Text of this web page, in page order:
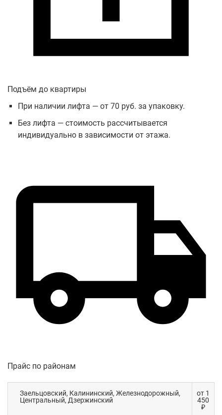
Подъём до квартиры
При наличии лифта — от 70 руб. за упаковку.
Без лифта — стоимость рассчитывается
индивидуально в зависимости от этажа.
Прайс по районам
Заельцовский, Калининский, Железнодорожный,
Центральный, Дзержинский
от 1
450
₽